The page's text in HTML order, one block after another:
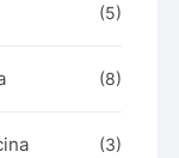
(5)
(8)
(3)